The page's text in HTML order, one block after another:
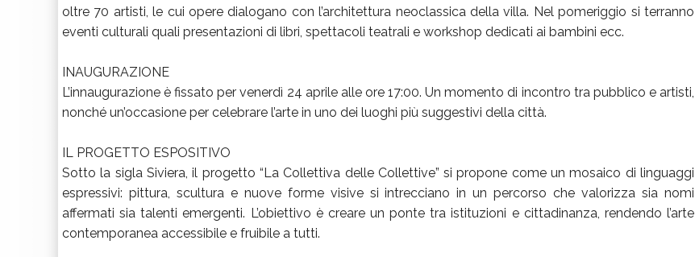
oltre 70 artisti, le cui opere dialogano con l’architettura neoclassica della villa. Nel pomeriggio si terranno
eventi culturali quali presentazioni di libri, spettacoli teatrali e workshop dedicati ai bambini ecc.
INAUGURAZIONE
L’innaugurazione è fissato per venerdì 24 aprile alle ore 17:00. Un momento di incontro tra pubblico e artisti,
nonché un’occasione per celebrare l’arte in uno dei luoghi più suggestivi della città.
IL PROGETTO ESPOSITIVO
Sotto la sigla Siviera, il progetto “La Collettiva delle Collettive” si propone come un mosaico di linguaggi
espressivi: pittura, scultura e nuove forme visive si intrecciano in un percorso che valorizza sia nomi
affermati sia talenti emergenti. L’obiettivo è creare un ponte tra istituzioni e cittadinanza, rendendo l’arte
contemporanea accessibile e fruibile a tutti.